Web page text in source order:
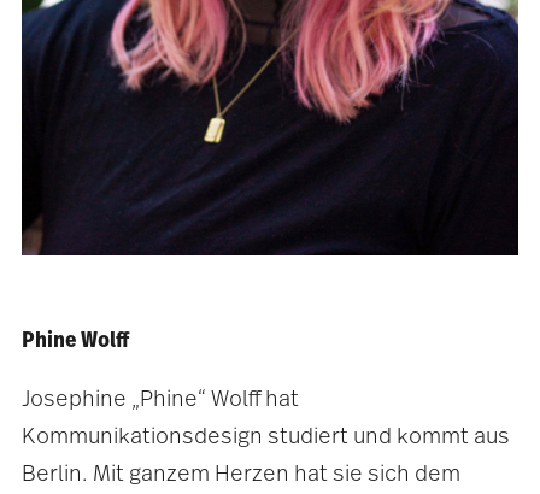
Phine Wolff
Josephine „Phine“ Wolff hat
Kommunikationsdesign studiert und kommt aus
Berlin. Mit ganzem Herzen hat sie sich dem